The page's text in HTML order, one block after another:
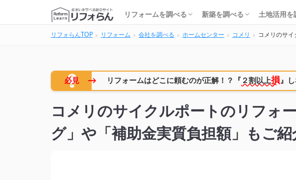
リフォームを調べる
基礎知識・費用を調べる
リフォーム会社を調べる
リフォームローンを調べる
保険・補助金を調べる
新築を調べる
基礎知識・費用を調べる
建築会社・工務店を調べる
家の解体を調べる
土地購入を調べる
住宅ローンを調べる
土地活用を
基礎知識
土地活用
利回り・
リフォらんTOP リフォーム 会社を調べる ホームセンター コメリ コメリのサ
必見 → リフォームはどこに頼むのが正解！？ 『 ２割以上損』
コメリのサイクルポートのリフォ
グ」や「補助金実質負担額」もご紹
基礎知識・費用を調べる
リフォーム会社を調べる
リフォームローンを調べる
保険・補助金を調べる 基礎知識・費用を調べる
建築会社・工務店を調べる
家の解体を調べる
土地購入を調べる
住宅ローンを調べる基礎知識
土地活用
利回り・